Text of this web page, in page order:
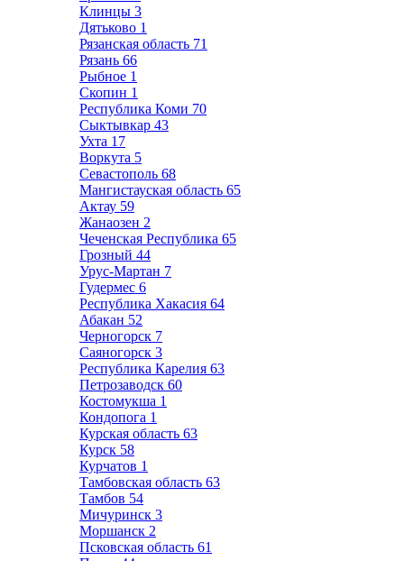
Клинцы 3
Дятьково 1
Рязанская область 71
Рязань 66
Рыбное 1
Скопин 1
Республика Коми 70
Сыктывкар 43
Ухта 17
Воркута 5
Севастополь 68
Мангистауская область 65
Актау 59
Жанаозен 2
Чеченская Республика 65
Грозный 44
Урус-Мартан 7
Гудермес 6
Республика Хакасия 64
Абакан 52
Черногорск 7
Саяногорск 3
Республика Карелия 63
Петрозаводск 60
Костомукша 1
Кондопога 1
Курская область 63
Курск 58
Курчатов 1
Тамбовская область 63
Тамбов 54
Мичуринск 3
Моршанск 2
Псковская область 61